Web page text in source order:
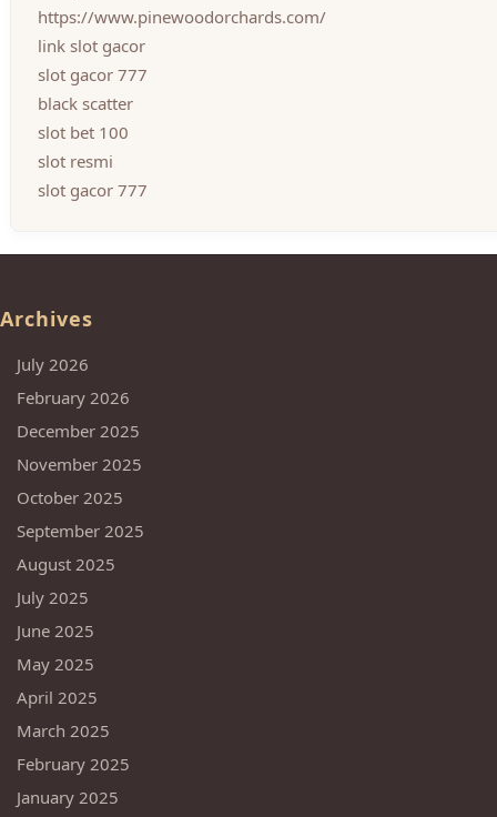
https://www.pinewoodorchards.com/
link slot gacor
slot gacor 777
black scatter
slot bet 100
slot resmi
slot gacor 777
Archives
July 2026
February 2026
December 2025
November 2025
October 2025
September 2025
August 2025
July 2025
June 2025
May 2025
April 2025
March 2025
February 2025
January 2025